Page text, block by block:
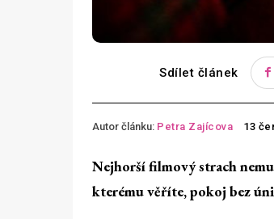
Sdílet článek
Autor článku: Petra Zajícova 13
Nejhorší filmový strach
kterému věříte, pokoj bez